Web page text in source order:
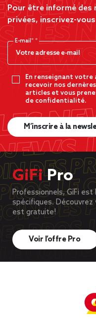
Pour être informé des
privées, inscrivez-
E-mail*
En renseignant votre
recevoir nos
articles et vous
de confidentialité.
M’inscrire à la
GiFiPro
Professionnels, GiFi
spécifiques. Découvrez
est gratuite!
Voir l’offre Pro